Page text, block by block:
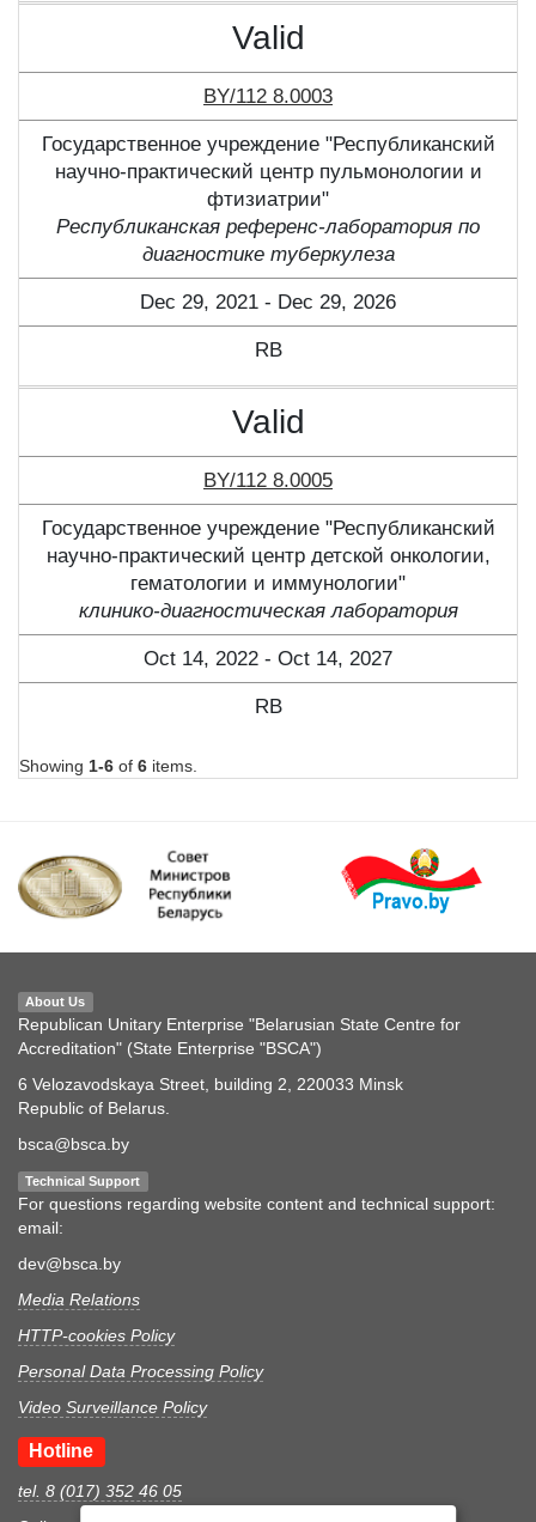
Valid
BY/112 8.0003
Государственное учреждение "Республиканский
научно-практический центр пульмонологии и
фтизиатрии"
Республиканская референс-лаборатория по
диагностике туберкулеза
Dec 29, 2021 - Dec 29, 2026
RB
Valid
BY/112 8.0005
Государственное учреждение "Республиканский
научно-практический центр детской онкологии,
гематологии и иммунологии"
клинико-диагностическая лаборатория
Oct 14, 2022 - Oct 14, 2027
RB
Showing 1-6 of 6 items.
About Us
Republican Unitary Enterprise "Belarusian State Centre for
Accreditation" (State Enterprise "BSCA")
6 Velozavodskaya Street, building 2, 220033 Minsk
Republic of Belarus.
bsca@bsca.by
Technical Support
For questions regarding website content and technical support:
email:
dev@bsca.by
Media Relations
HTTP-cookies Policy
Personal Data Processing Policy
Video Surveillance Policy
Hotline
tel. 8 (017) 352 46 05